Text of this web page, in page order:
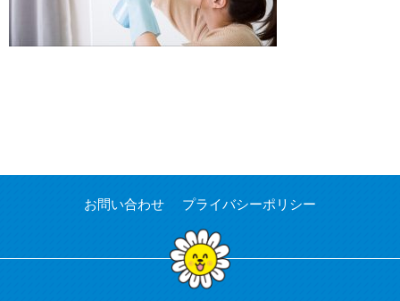
お問い合わせ プライバシーポリシー